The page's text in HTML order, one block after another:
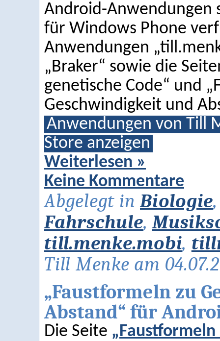
Android-Anwendungen
für Windows Phone
Anwendungen
„Braker“ sowie die
genetische Code“ und
Geschwindigkeit und
Anwendungen von Till
Store anzeigen
Weiterlesen »
Keine Kommentare
Abgelegt inBiologie
Fahrschule,
till.menke.mobi,
Till Menke am
„Faustformeln zu
Abstand“ für
Die Seite